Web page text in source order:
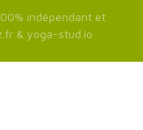
indépendant et
& yoga-stud.io